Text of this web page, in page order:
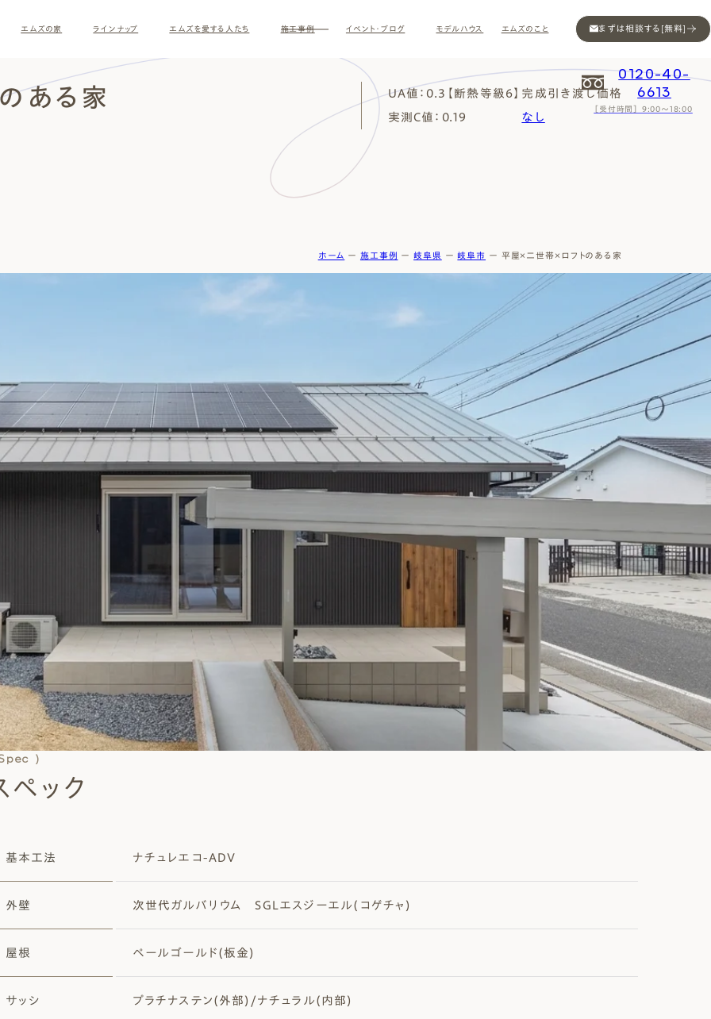
エムズの家
Contact Privacy
家づくりについて（標準
仕様）
Order House
家づくりの流れ/アフター
保証
Flow
ファーストプラン
First plan
ラインナップ
Contact Privacy
ナチュレエコ・ゼロ（高性
能ゼロエネルギー住宅）
Natureeco Zero
ナチュレエコ・プラス（最
上級モデル）
Natureeco Plus
規格（企画）住宅 ナチュレ
エコ・ユニット
Nature ECO UNIT.
Nisetai
エムズを愛する人たち
Contact Privacy
施工事例
Contact Privacy
軒無し
Without Eaves
ガレージ付 (ビルトインガレージ)
With Garage
イベント・ブログ
Contact Privacy
施主様ブログ 施主様ブログ[アメブロ]
blog_client
スタッフブログ
Staff Blog
モデルハウス エムズのこと
Contact Privacy
0120-40-
6613
［受付時間］ 9:00～18:00
まずは相談する[無料]
ある家
UA値：0.3【断熱等級６】
実測C値：0.19
完成引き渡し価格
なし
ホーム ー 施工事例 ー 岐阜県 ー 岐阜市 ー 平屋×二世帯×ロフトのある家
)
ペック
基本工法 ナチュレエコ-ADV
外壁 次世代ガルバリウム SGLエスジーエル(コゲチャ)
屋根 ペールゴールド(板金)
サッシ プラチナステン(外部)/ナチュラル(内部)